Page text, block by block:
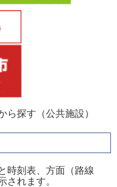
ら探す（公共施設）
時刻表、方面（路線
されます。